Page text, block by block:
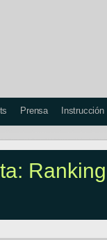
Prensa Instrucción